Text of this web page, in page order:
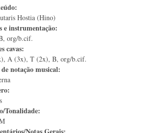
Hostia (Hino)
e instrumentação:
org/b.cif.
cavas:
A (3x), T (2x), B, org/b.cif.
notação musical:
Tonalidade: